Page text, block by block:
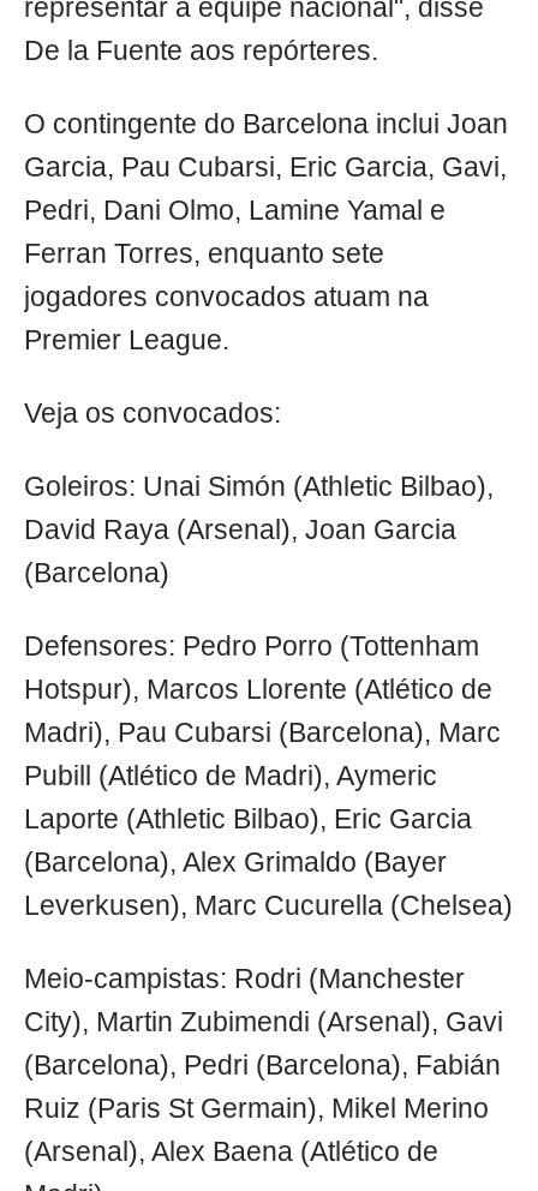
representar a equipe nacional", disse
De la Fuente aos repórteres.
O contingente do Barcelona inclui Joan
Garcia, Pau Cubarsi, Eric Garcia, Gavi,
Pedri, Dani Olmo, Lamine Yamal e
Ferran Torres, enquanto sete
jogadores convocados atuam na
Premier League.
Veja os convocados:
Goleiros: Unai Simón (Athletic Bilbao),
David Raya (Arsenal), Joan Garcia
(Barcelona)
Defensores: Pedro Porro (Tottenham
Hotspur), Marcos Llorente (Atlético de
Madri), Pau Cubarsi (Barcelona), Marc
Pubill (Atlético de Madri), Aymeric
Laporte (Athletic Bilbao), Eric Garcia
(Barcelona), Alex Grimaldo (Bayer
Leverkusen), Marc Cucurella (Chelsea)
Meio-campistas: Rodri (Manchester
City), Martin Zubimendi (Arsenal), Gavi
(Barcelona), Pedri (Barcelona), Fabián
Ruiz (Paris St Germain), Mikel Merino
(Arsenal), Alex Baena (Atlético de